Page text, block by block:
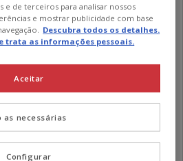
de tamanho
Adicionar
de terceiros para analisar nossos
e mostrar publicidade com base
Descubra todos os detalhes.
trata as informações pessoais.
as necessárias
Aceitar
Configurar